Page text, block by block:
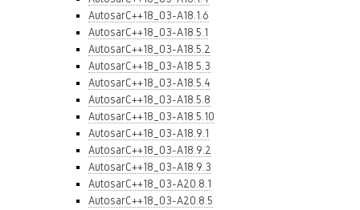
AutosarC++18_03-A18.1.6
AutosarC++18_03-A18.5.1
AutosarC++18_03-A18.5.2
AutosarC++18_03-A18.5.3
AutosarC++18_03-A18.5.4
AutosarC++18_03-A18.5.8
AutosarC++18_03-A18.5.10
AutosarC++18_03-A18.9.1
AutosarC++18_03-A18.9.2
AutosarC++18_03-A18.9.3
AutosarC++18_03-A20.8.1
AutosarC++18_03-A20.8.5